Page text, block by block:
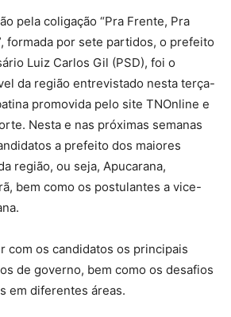
pela coligação “Pra Frente, Pra
formada por sete partidos, o prefeito
Luiz Carlos Gil (PSD), foi o
da região entrevistado nesta terça-
promovida pelo site TNOnline e
Nesta e nas próximas semanas
a prefeito dos maiores
região, ou seja, Apucarana,
bem como os postulantes a vice-
com os candidatos os principais
de governo, bem como os desafios
em diferentes áreas.